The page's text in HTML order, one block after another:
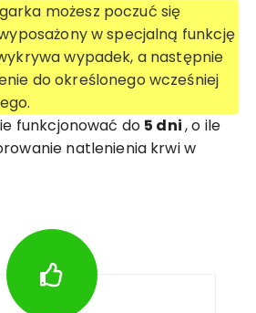
możesz poczuć się
w specjalną funkcję
wypadek, a następnie
do określonego wcześniej
funkcjonować do 5 dni, o ile
natlenienia krwi w